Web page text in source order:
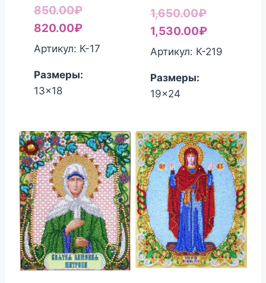
850.00₽Первоначальная
цена
составляла
820.00₽Текущая
цена:
Артикул: К-17
Размеры:
13x18
1,650.00₽
цена
1,530.00₽Текущая
цена:
Артикул: К-219
Размеры:
19x24